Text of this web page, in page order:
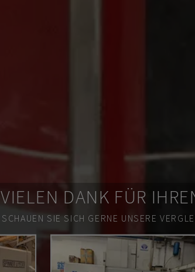
VIELEN DANK FÜR
SCHAUEN SIE SICH GERNE UNSERE